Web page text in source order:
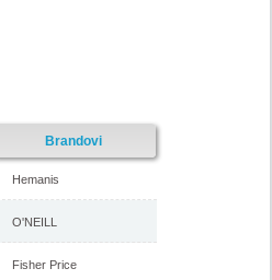
Brandovi
Hemanis
O'NEILL
Fisher Price